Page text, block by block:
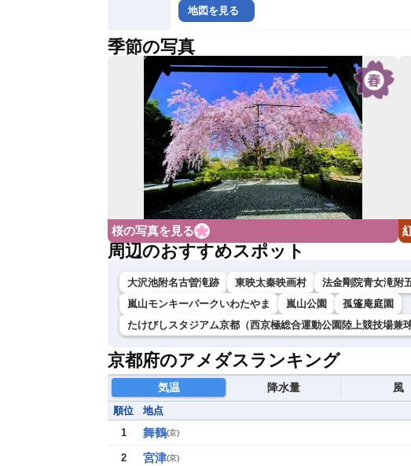
地図を見る
季節の写真
桜の写真を見る
周辺のおすすめスポット
大沢池附名古曽滝跡 東映太秦映画村 法金剛院青女滝附
嵐山モンキーパークいわたやま
嵐山公園
孤篷庵庭園
たけびしスタジアム京都（西京極総合運動公園陸上競技場兼
京都府のアメダスランキング
気温 降水量 風
順位 地点
1
舞鶴(京)
2 宮津(京)